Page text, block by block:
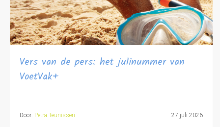
Vers van de pers: het julinummer van
VoetVak+
Door: Petra Teunissen 27 juli 2026